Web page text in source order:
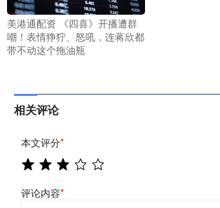
美港通配资 《四喜》开播遭群
嘲！表情狰狞、怒吼，连蒋欣都
带不动这个拖油瓶
相关评论
本文评分*
评论内容*